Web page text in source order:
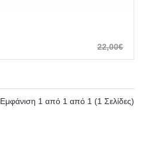
22,00€
Εμφάνιση 1 από 1 από 1 (1 Σελίδες)